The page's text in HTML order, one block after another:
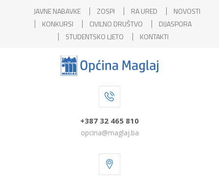
JAVNE NABAVKE ZOSPI RA URED
NOVOSTI
KONKURSI
CIVILNO DRUŠTVO
DIJASPORA
STUDENTSKO LJETO
KONTAKTI
+387 32 465 810
opcina@maglaj.ba